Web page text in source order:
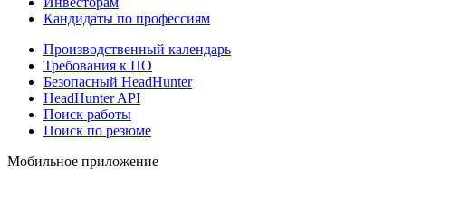
Кандидаты по профессиям
Производственный календарь
Требования к ПО
Безопасный HeadHunter
HeadHunter API
Поиск работы
Поиск по резюме
Мобильное приложение